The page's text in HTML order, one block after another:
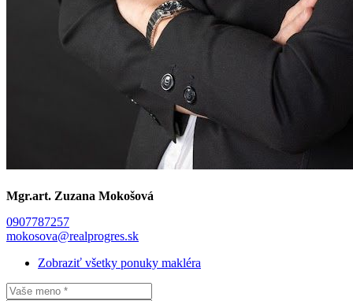
Mgr.art. Zuzana Mokošová
0907787257
mokosova@realprogres.sk
Zobraziť všetky ponuky makléra